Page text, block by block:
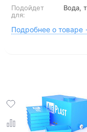
Подойдет
для:
Вода,
Подробнее о товаре